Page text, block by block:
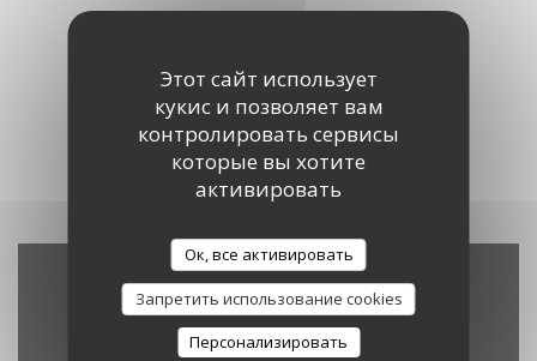
Этот сайт использует
кукис и позволяет вам
контролировать сервисы
которые вы хотите
активировать
Ок, все активировать
Запретить использование cookies
Персонализировать
Оценки наших посетителей
1
Карта и контакты